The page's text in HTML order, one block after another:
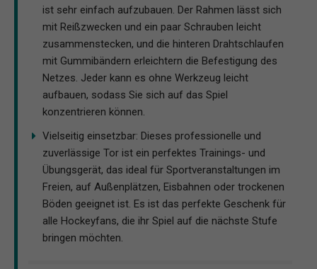
ist sehr einfach aufzubauen. Der Rahmen lässt sich
mit Reißzwecken und ein paar Schrauben leicht
zusammenstecken, und die hinteren Drahtschlaufen
mit Gummibändern erleichtern die Befestigung des
Netzes. Jeder kann es ohne Werkzeug leicht
aufbauen, sodass Sie sich auf das Spiel
konzentrieren können.
Vielseitig einsetzbar: Dieses professionelle und
zuverlässige Tor ist ein perfektes Trainings- und
Übungsgerät, das ideal für Sportveranstaltungen im
Freien, auf Außenplätzen, Eisbahnen oder trockenen
Böden geeignet ist. Es ist das perfekte Geschenk für
alle Hockeyfans, die ihr Spiel auf die nächste Stufe
bringen möchten.